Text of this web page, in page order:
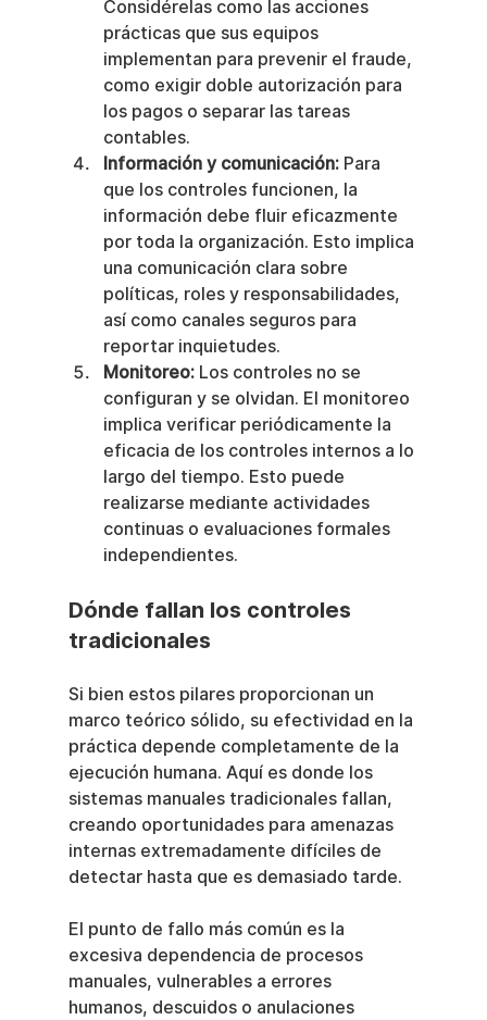
Considérelas como las acciones
prácticas que sus equipos
implementan para prevenir el fraude,
como exigir doble autorización para
los pagos o separar las tareas
contables.
Información y comunicación: Para
que los controles funcionen, la
información debe fluir eficazmente
por toda la organización. Esto implica
una comunicación clara sobre
políticas, roles y responsabilidades,
así como canales seguros para
reportar inquietudes.
Monitoreo: Los controles no se
configuran y se olvidan. El monitoreo
implica verificar periódicamente la
eficacia de los controles internos a lo
largo del tiempo. Esto puede
realizarse mediante actividades
continuas o evaluaciones formales
independientes.
Dónde fallan los controles
tradicionales
Si bien estos pilares proporcionan un
marco teórico sólido, su efectividad en la
práctica depende completamente de la
ejecución humana. Aquí es donde los
sistemas manuales tradicionales fallan,
creando oportunidades para amenazas
internas extremadamente difíciles de
detectar hasta que es demasiado tarde.
El punto de fallo más común es la
excesiva dependencia de procesos
manuales, vulnerables a errores
humanos, descuidos o anulaciones